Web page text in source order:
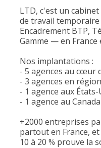
LTD, c'est un
de travail
Encadrement BTP,
Gamme — en
Nos implantations :
- 5 agences au cœur
- 3 agences en région
- 1 agence aux États-
- 1 agence au Canada
+2000 entreprises
partout en France,
10 à 20 % prouve la